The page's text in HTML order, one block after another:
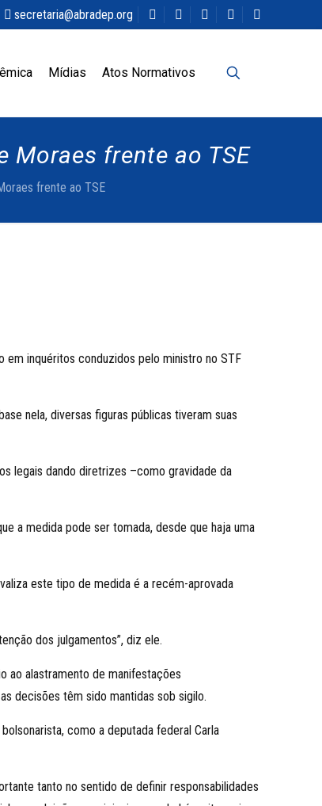
secretaria@abradep.org
Mídias Atos Normativos
Moraes frente ao TSE
frente ao TSE
em inquéritos conduzidos pelo ministro no STF
nela, diversas figuras públicas tiveram suas
legais dando diretrizes –como gravidade da
a medida pode ser tomada, desde que haja uma
este tipo de medida é a recém-aprovada
dos julgamentos”, diz ele.
ao alastramento de manifestações
decisões têm sido mantidas sob sigilo.
como a deputada federal Carla
tanto no sentido de definir responsabilidades